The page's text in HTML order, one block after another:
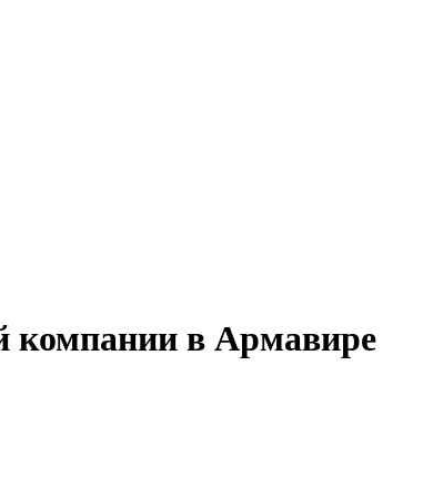
компании в Армавире